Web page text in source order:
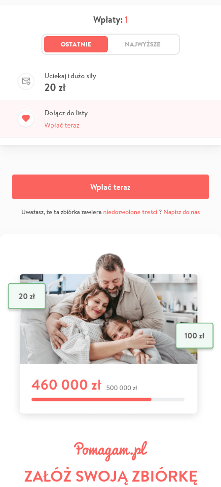
Wpłaty: 1
OSTATNIE NAJWYŻSZE
Uciekaj i dużo siły
20 zł
Dołącz do listy
Wpłać teraz
Wpłać teraz
Uważasz, że ta zbiórka zawiera niedozwolone treści? Napisz do nas
ZAŁÓŻ SWOJĄ ZBIÓRKĘ